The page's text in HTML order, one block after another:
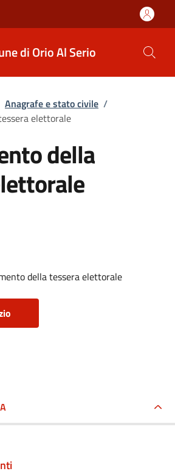
di Orio Al Serio
Anagrafe e stato civile /
elettorale
della
della tessera elettorale